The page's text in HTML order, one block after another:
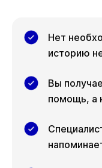
Нет
историю
Вы
помощь, а